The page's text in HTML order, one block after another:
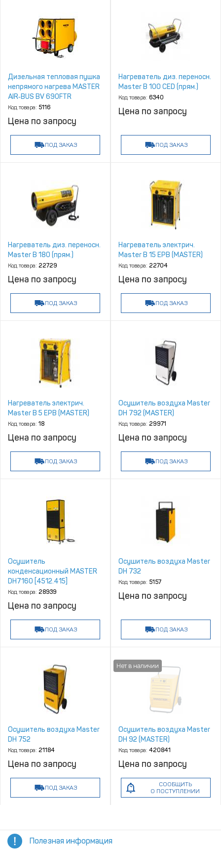
Дизельная тепловая пушка
непрямого нагрева MASTER
AIR‑BUS BV 690FTR
Код товара: 5116
Цена по запросу
ПОД ЗАКАЗ
Нагреватель диз. переносн.
Master B 100 CED (прям.)
Код товара: 6340
Цена по запросу
ПОД ЗАКАЗ
Нагреватель диз. переносн.
Master B 180 (прям.)
Код товара: 22729
Цена по запросу
ПОД ЗАКАЗ
Нагреватель электрич.
Master B 15 EPB (MASTER)
Код товара: 22704
Цена по запросу
ПОД ЗАКАЗ
Нагреватель электрич.
Master B 5 EPB (MASTER)
Код товара: 18
Цена по запросу
ПОД ЗАКАЗ
Осушитель воздуха Master
DH 792 (MASTER)
Код товара: 29971
Цена по запросу
ПОД ЗАКАЗ
Осушитель
конденсационный MASTER
DH7160 [4512.415]
Код товара: 28939
Цена по запросу
ПОД ЗАКАЗ
Осушитель воздуха Master
DH 732
Код товара: 5157
Цена по запросу
ПОД ЗАКАЗ
Осушитель воздуха Master
DH 752
Код товара: 21184
Цена по запросу
ПОД ЗАКАЗ
Осушитель воздуха Master
DH 92 (MASTER)
Код товара: 420841
Цена по запросу
СООБЩИТЬ
О ПОСТУПЛЕНИИ
Полезная информация